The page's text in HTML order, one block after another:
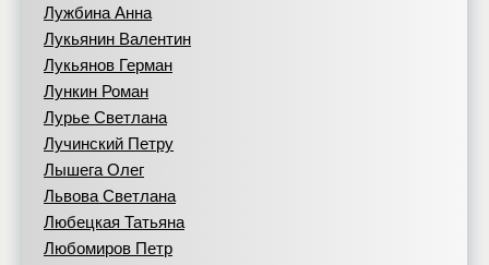
Лужбина Анна
Лукьянин Валентин
Лукьянов Герман
Лункин Роман
Лурье Светлана
Лучинский Петру
Лышега Олег
Львова Светлана
Любецкая Татьяна
Любомиров Петр